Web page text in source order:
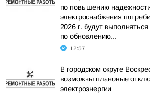
по повышению надежности
электроснабжения
2026 г. будут
по обновлению...
12:57
В городском округе
возможны плановые
электроэнергии